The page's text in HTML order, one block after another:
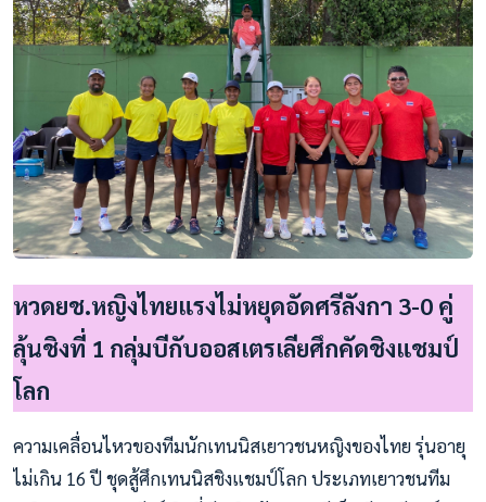
หวดยช.หญิงไทยแรงไม่หยุดอัดศรีลังกา 3-0 คู่
ลุ้นชิงที่ 1 กลุ่มบีกับออสเตรเลียศึกคัดชิงแชมป์
โลก
ความเคลื่อนไหวของทีมนักเทนนิสเยาวชนหญิงของไทย รุ่นอายุ
ไม่เกิน 16 ปี ชุดสู้ศึกเทนนิสชิงแชมป์โลก ประเภทเยาวชนทีม